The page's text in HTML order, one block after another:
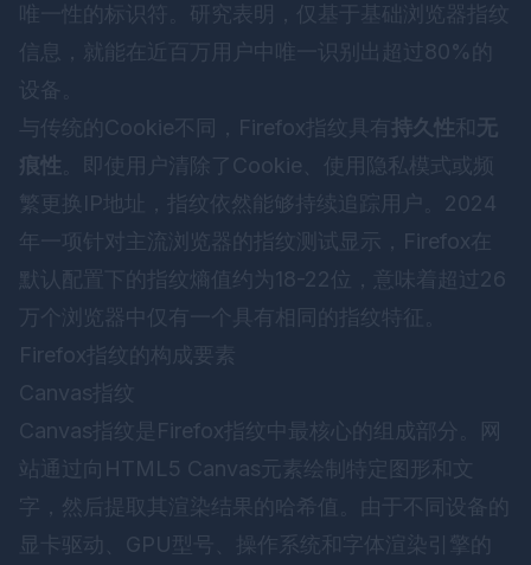
唯一性的标识符。研究表明，仅基于基础浏览器指纹
信息，就能在近百万用户中唯一识别出超过80%的
设备。
与传统的Cookie不同，Firefox指纹具有 持久性 和无
痕性
。即使用户清除了Cookie、使用隐私模式或频
繁更换IP地址，指纹依然能够持续追踪用户。2024
年一项针对主流浏览器的指纹测试显示，Firefox在
默认配置下的指纹熵值约为18-22位，意味着超过26
万个浏览器中仅有一个具有相同的指纹特征。
Firefox指纹的构成要素
Canvas指纹
Canvas指纹是Firefox指纹中最核心的组成部分。网
站通过向HTML5 Canvas元素绘制特定图形和文
字，然后提取其渲染结果的哈希值。由于不同设备的
显卡驱动、GPU型号、操作系统和字体渲染引擎的